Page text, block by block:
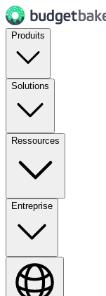
Produits
Solutions
Ressources
Entreprise